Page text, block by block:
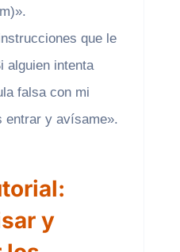
que le
alguien intenta
falsa con mi
entrar y avísame».
y